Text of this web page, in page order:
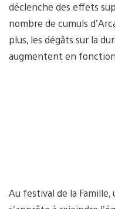
déclenche des effets
nombre de cumuls
plus, les dégâts sur la
augmentent en
Au festival de la